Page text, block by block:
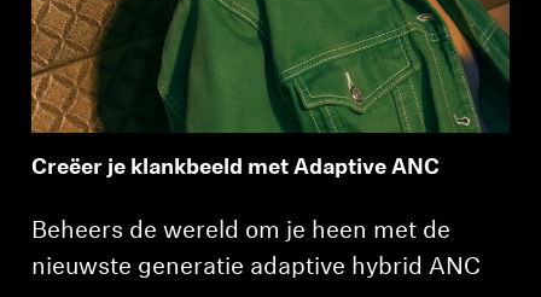
Creëer je klankbeeld met Adaptive ANC
Beheers de wereld om je heen met de
nieuwste generatie adaptive hybrid ANC